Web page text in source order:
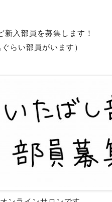
新入部員を募集します！
らい部員がいます）